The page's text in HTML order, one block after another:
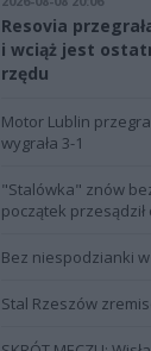
Resovia
i wciąż jest
rzędu
Motor Lublin
wygrała 3-1
"Stalówka" znów
początek
Bez niespodzianki w
Stal Rzeszów